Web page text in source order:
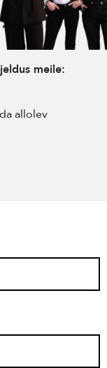
meile:
allolev